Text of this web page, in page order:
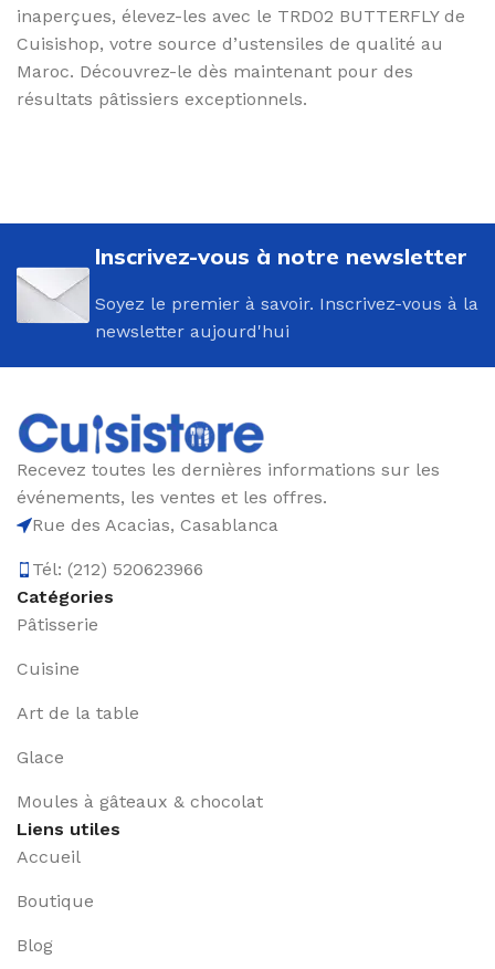
inaperçues, élevez-les avec le TRD02 BUTTERFLY de
Cuisishop, votre source d’ustensiles de qualité au
Maroc. Découvrez-le dès maintenant pour des
résultats pâtissiers exceptionnels.
Inscrivez-vous à notre newsletter
Soyez le premier à savoir. Inscrivez-vous à la
newsletter aujourd'hui
Recevez toutes les dernières informations sur les
événements, les ventes et les offres.
Rue des Acacias, Casablanca
Tél: (212) 520623966
Catégories
Pâtisserie
Cuisine
Art de la table
Glace
Moules à gâteaux & chocolat
Liens utiles
Accueil
Boutique
Blog